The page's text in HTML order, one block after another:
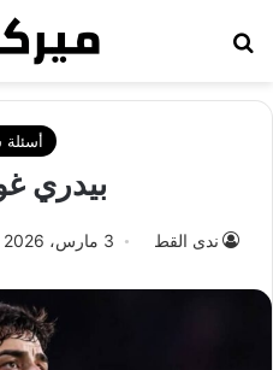
أسئلة
بيدري
ندى القط 3 مارس، 2026